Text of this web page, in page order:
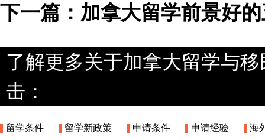
下一篇： 加拿大留学前景好
了解更多关于加拿大留学与
击：
留学条件 留学新政策 申请条件 申请经验
海